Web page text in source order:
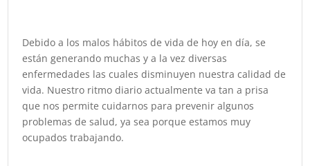
Debido a los malos hábitos de vida de hoy en día, se
están generando muchas y a la vez diversas
enfermedades las cuales disminuyen nuestra calidad de
vida. Nuestro ritmo diario actualmente va tan a prisa
que nos permite cuidarnos para prevenir algunos
problemas de salud, ya sea porque estamos muy
ocupados trabajando.